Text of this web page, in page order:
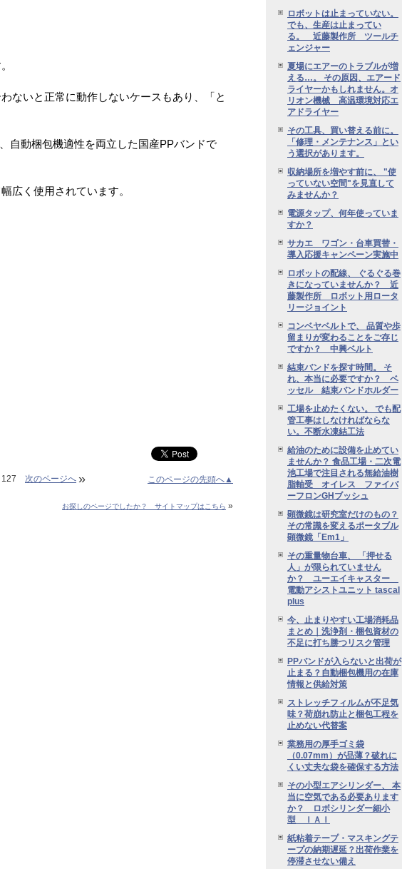
ないと正常に動作しないケースもあり、「と
自動梱包機適性を両立した国産PPバンドで
広く使用されています。
次のページへ » このページの先頭へ▲
お探しのページでしたか？ サイトマップはこちら »
ロボットは止まっていない。
でも、生産は止まってい
る。 近藤製作所 ツールチ
ェンジャー
夏場にエアーのトラブルが増
える…。 その原因、エアード
ライヤーかもしれません。オ
リオン機械 高温環境対応エ
アドライヤー
その工具、買い替える前に。
「修理・メンテナンス」とい
う選択があります。
収納場所を増やす前に、 "使
っていない空間"を見直して
みませんか？
電源タップ、何年使っていま
すか？
サカエ ワゴン・台車買替・
導入応援キャンペーン実施中
ロボットの配線、 ぐるぐる巻
きになっていませんか？ 近
藤製作所 ロボット用ロータ
リージョイント
コンベヤベルトで、 品質や歩
留まりが変わることをご存じ
ですか？ 中興ベルト
結束バンドを探す時間。 そ
れ、本当に必要ですか？ ベ
ッセル 結束バンドホルダー
工場を止めたくない。 でも配
管工事はしなければならな
い。不断水凍結工法
給油のために設備を止めてい
ませんか？ 食品工場・二次電
池工場で注目される無給油樹
脂軸受 オイレス ファイバ
ーフロンGHブッシュ
顕微鏡は研究室だけのもの？
その常識を変えるポータブル
顕微鏡「Em1」
その重量物台車、 「押せる
人」が限られていません
か？ ユーエイキャスター
電動アシストユニット tascal
plus
今、止まりやすい工場消耗品
まとめ｜洗浄剤・梱包資材の
不足に打ち勝つリスク管理
PPバンドが入らないと出荷が
止まる？自動梱包機用の在庫
情報と供給対策
ストレッチフィルムが不足気
味？荷崩れ防止と梱包工程を
止めない代替案
業務用の厚手ゴミ袋
（0.07mm）が品薄？破れに
くい丈夫な袋を確保する方法
その小型エアシリンダー、 本
当に空気である必要あります
か？ ロボシリンダー細小
型 ＩＡＩ
紙粘着テープ・マスキングテ
ープの納期遅延？出荷作業を
停滞させない備え